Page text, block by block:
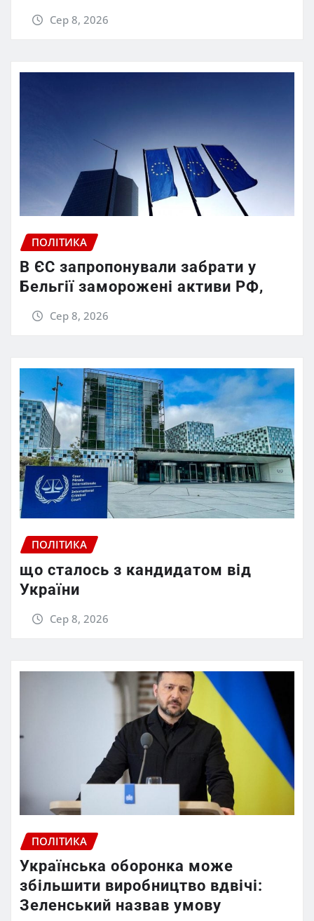
Сер 8, 2026
ПОЛІТИКА
В ЄС запропонували забрати у
Бельгії заморожені активи РФ,
Сер 8, 2026
ПОЛІТИКА
що сталось з кандидатом від
України
Сер 8, 2026
ПОЛІТИКА
Українська оборонка може
збільшити виробництво вдвічі:
Зеленський назвав умову